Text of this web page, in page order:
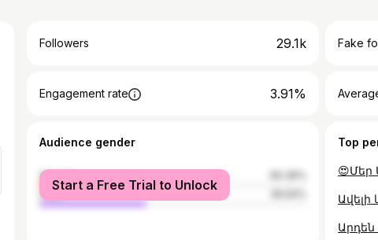
Followers 29.1k Fake
Engagement rate 3.91%
Audience gender
female
male
Start a Free Trial to Unlock
Top